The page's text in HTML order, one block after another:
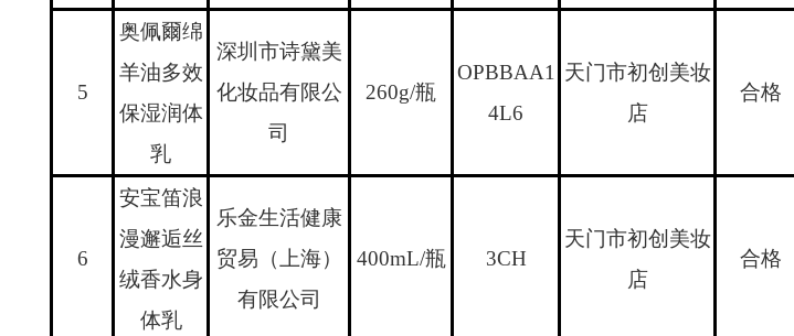
5
奥佩爾绵
羊油多效
保湿润体
乳
深圳市诗黛美
化妆品有限公
司
260g/瓶
OPBBAA1
4L6
天门市初创美妆
店
合格
6
安宝笛浪
漫邂逅丝
绒香水身
体乳
乐金生活健康
贸易（上海）
有限公司
400mL/瓶 3CH
天门市初创美妆
店
合格